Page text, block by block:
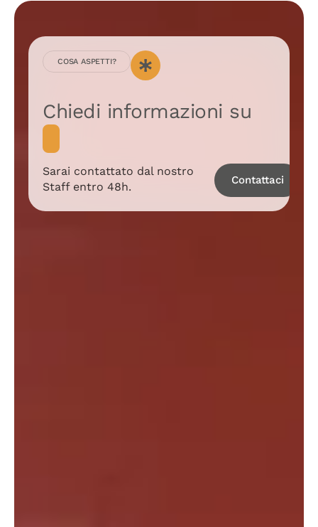
COSA ASPETTI?
Chiedi informazioni su
Sarai contattato dal nostro
Staff entro 48h.
Contattaci